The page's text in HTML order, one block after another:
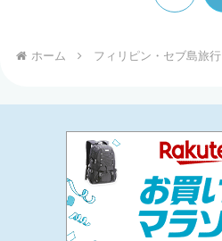
ホーム フィリピン・セブ島旅行